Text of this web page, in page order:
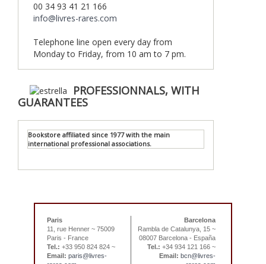
00 34 93 41 21 166
info@livres-rares.com
Telephone line open every day from
Monday to Friday, from 10 am to 7 pm.
PROFESSIONNALS, WITH
GUARANTEES
Bookstore affiliated since 1977 with the main
international professional associations.
Paris
11, rue Henner ~ 75009
Paris - France
Tel.: +33 950 824 824 ~
Email: paris@livres-
Barcelona
Rambla de Catalunya, 15 ~
08007 Barcelona - España
Tel.: +34 934 121 166 ~
Email: bcn@livres-